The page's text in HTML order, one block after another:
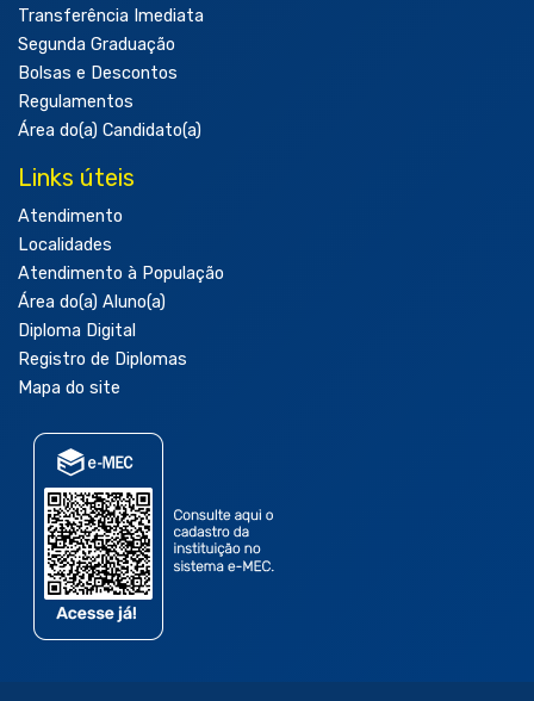
Transferência Imediata
Segunda Graduação
Bolsas e Descontos
Regulamentos
Área do(a) Candidato(a)
Links úteis
Atendimento
Localidades
Atendimento à População
Área do(a) Aluno(a)
Diploma Digital
Registro de Diplomas
Mapa do site